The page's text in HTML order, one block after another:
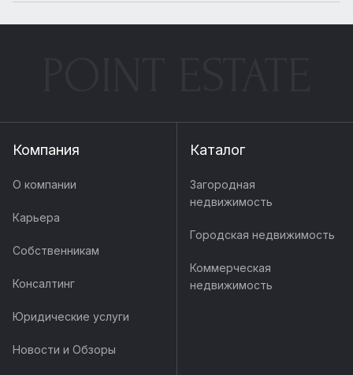
Компания
О компании
Карьера
Собственникам
Консалтинг
Юридические услуги
Новости и Обзоры
Каталог
Загородная
недвижимость
Городская недвижимость
Коммерческая
недвижимость